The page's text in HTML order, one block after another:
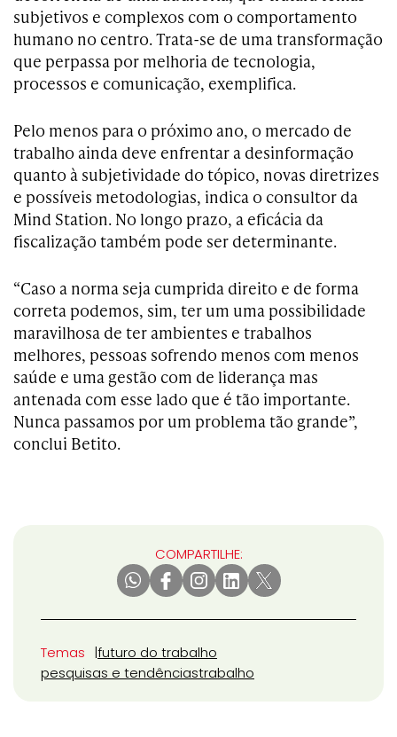
subjetivos e complexos com o comportamento
humano no centro. Trata-se de uma transformação
que perpassa por melhoria de tecnologia,
processos e comunicação, exemplifica.
Pelo menos para o próximo ano, o mercado de
trabalho ainda deve enfrentar a desinformação
quanto à subjetividade do tópico, novas diretrizes
e possíveis metodologias, indica o consultor da
Mind Station. No longo prazo, a eficácia da
fiscalização também pode ser determinante.
“Caso a norma seja cumprida direito e de forma
correta podemos, sim, ter um uma possibilidade
maravilhosa de ter ambientes e trabalhos
melhores, pessoas sofrendo menos com menos
saúde e uma gestão com de liderança mas
antenada com esse lado que é tão importante.
Nunca passamos por um problema tão grande”,
conclui Betito.
COMPARTILHE:
Temas
futuro do trabalho
pesquisas e tendênciastrabalho